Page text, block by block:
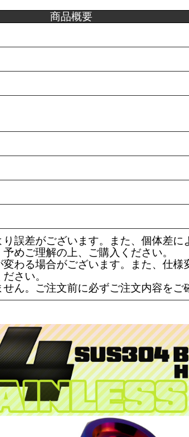
商品概要
誤差がございます。また、個体差に
めご理解の上、ご購入ください。
わる場合がございます。また、仕様
さい。
ん。ご注文前に必ずご注文内容をご